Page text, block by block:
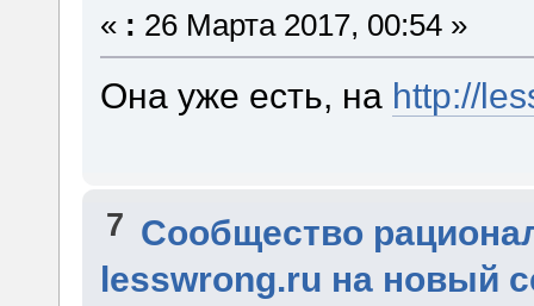
« : 26 Марта 2017, 00:54 »
Она уже есть, на http://
7 Сообщество
lesswrong.ru на новый